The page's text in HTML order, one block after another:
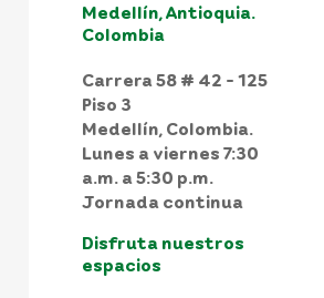
Medellín, Antioquia.
Colombia
Carrera 58 # 42 - 125
Piso 3
Medellín, Colombia.
Lunes a viernes 7:30
a.m. a 5:30 p.m.
Jornada continua
Disfruta nuestros
espacios